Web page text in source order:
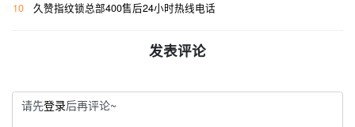
10
久赞指纹锁总部400售后24小时热线电话
发表评论
请先登录后再评论~